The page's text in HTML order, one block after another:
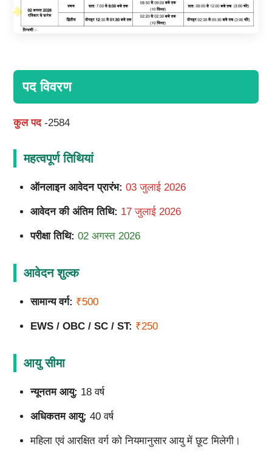
पद विवरण
कुल पद-2584
महत्वपूर्ण तिथियां
ऑनलाइन आवेदन प्रारंभ: 03 जुलाई 2026
आवेदन की अंतिम तिथि: 17 जुलाई 2026
परीक्षा तिथि: 02 अगस्त 2026
आवेदन शुल्क
सामान्य वर्ग: ₹500
EWS / OBC / SC / ST: ₹250
आयु सीमा
न्यूनतम आयु: 18 वर्ष
अधिकतम आयु: 40 वर्ष
महिला एवं आरक्षित वर्ग को नियमानुसार आयु में छूट मिलेगी।